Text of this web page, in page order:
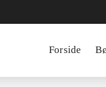
Forside